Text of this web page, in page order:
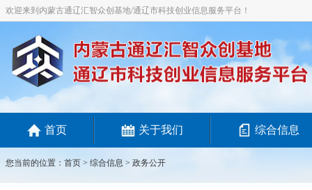
欢迎来到内蒙古通辽汇智众创基地/通辽市科技创业信息服务平台！
首页 关于我们 综合信息
您当前的位置： 首页 > 综合信息 > 政务公开